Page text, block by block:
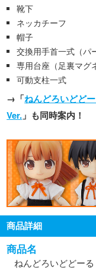
靴下
ネッカチーフ
帽子
交換用手首一式（パ
専用台座（足裏マグ
可動支柱一式
→「ねんどろいどど
Ver. 」も同時案内！
商品詳細
商品名
ねんどろいどどー